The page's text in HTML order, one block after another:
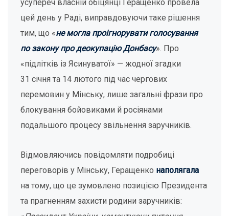
усупереч власній обіцянці Геращенко провела
цей день у Раді, виправдовуючи таке рішення
тим, що «не могла проігнорувати голосування
по закону про деокупацію Донбасу». Про
«підлітків із Ясинуватої» — жодної згадки
31 січня та 14 лютого під час чергових
перемовин у Мінську, лише загальні фрази про
блокування бойовиками й росіянами
подальшого процесу звільнення заручників.
Відмовляючись повідомляти подробиці
переговорів у Мінську, Геращенко наполягала
на тому, що це зумовлено позицією Президента
та прагненням захисти родини заручників: